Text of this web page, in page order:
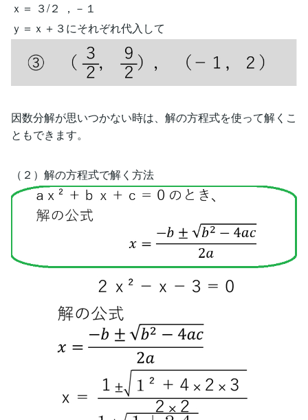
ｘ＝ ３/２ ，－１
ｙ＝ｘ＋３にそれぞれ代入して
因数分解が思いつかない時は、解の方程式を使って解くこ
ともできます。
（２）解の方程式で解く方法